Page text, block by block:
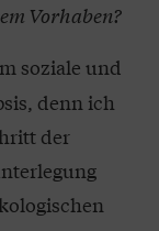
Vorhaben?
soziale und
denn ich
der